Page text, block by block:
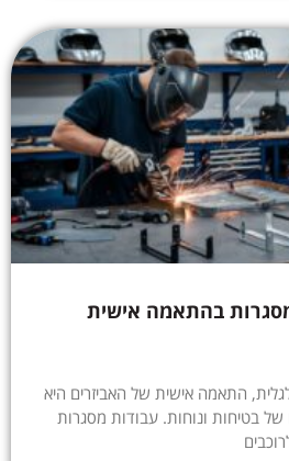
בהתאמה אישית
התאמה אישית של האביזרים היא
של בטיחות ונוחות. עבודות מסגרות